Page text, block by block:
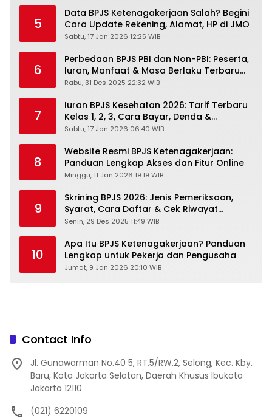
5
Data BPJS Ketenagakerjaan Salah? Begini
Cara Update Rekening, Alamat, HP di JMO
Sabtu, 17 Jan 2026 12:25 WIB
6
Perbedaan BPJS PBI dan Non-PBI: Peserta,
Iuran, Manfaat & Masa Berlaku Terbaru
2026
Rabu, 31 Des 2025 22:32 WIB
7
Iuran BPJS Kesehatan 2026: Tarif Terbaru
Kelas 1, 2, 3, Cara Bayar, Denda &
Panduan Lengkap Peserta JKN-KIS
Sabtu, 17 Jan 2026 06:40 WIB
8
Website Resmi BPJS Ketenagakerjaan:
Panduan Lengkap Akses dan Fitur Online
Minggu, 11 Jan 2026 19:19 WIB
9
Skrining BPJS 2026: Jenis Pemeriksaan,
Syarat, Cara Daftar & Cek Riwayat
Kesehatan Gratis
Senin, 29 Des 2025 11:49 WIB
10
Apa Itu BPJS Ketenagakerjaan? Panduan
Lengkap untuk Pekerja dan Pengusaha
Jumat, 9 Jan 2026 20:10 WIB
Contact Info
Jl. Gunawarman No.40 5, RT.5/RW.2, Selong, Kec. Kby.
Baru, Kota Jakarta Selatan, Daerah Khusus Ibukota
Jakarta 12110
(021) 6220109